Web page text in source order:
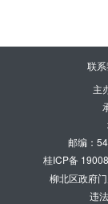
联
主
邮编：
桂ICP备
柳北区政府
违